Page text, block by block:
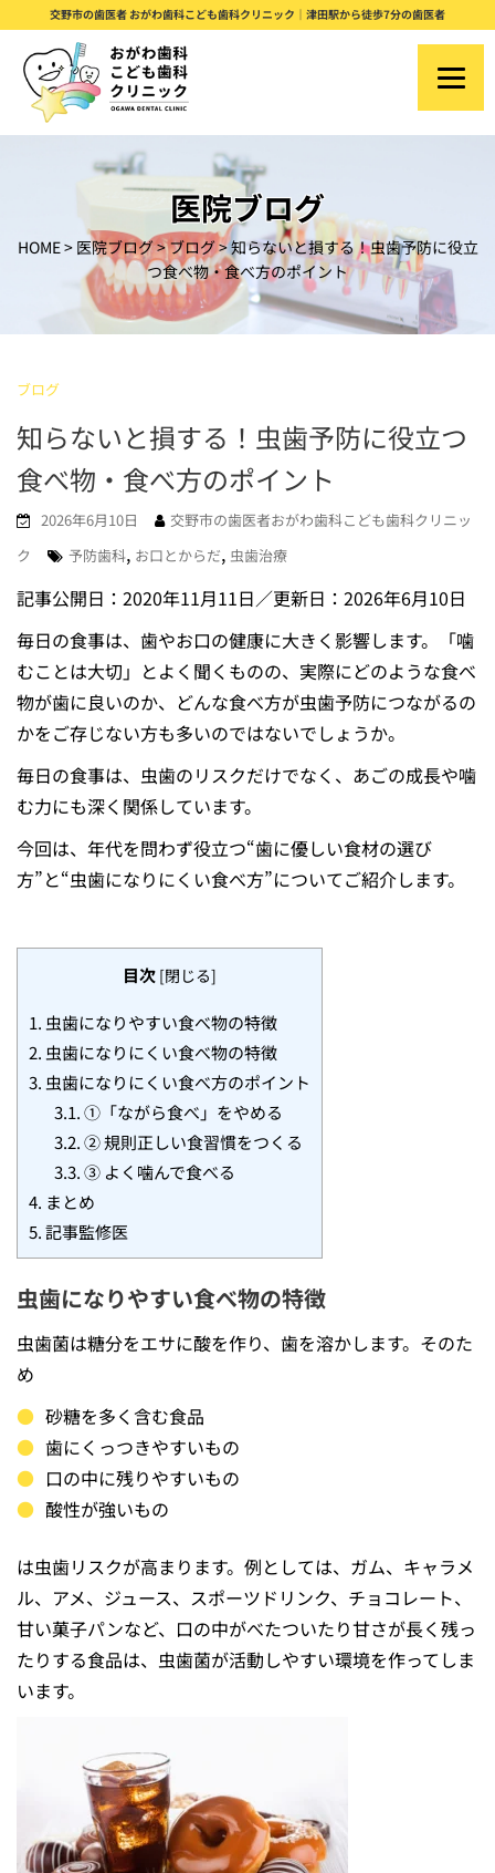
t
交野市の歯医者 おがわ歯科こども歯科クリニック｜津田駅から徒歩7分の歯医者
医院ブログ
HOME> 医院ブログ>ブログ>知らないと損する！虫歯予防に役立
つ食べ物・食べ方のポイント
ブログ
知らないと損する！虫歯予防に役立つ
食べ物・食べ方のポイント
2026年6月10日
交野市の歯医者おがわ歯科こども歯科クリニッ
ク
予防歯科, お口とからだ, 虫歯治療
記事公開日：2020年11月11日／更新日：2026年6月10日
毎日の食事は、歯やお口の健康に大きく影響します。「噛
むことは大切」とよく聞くものの、実際にどのような食べ
物が歯に良いのか、どんな食べ方が虫歯予防につながるの
かをご存じない方も多いのではないでしょうか。
毎日の食事は、虫歯のリスクだけでなく、あごの成長や噛
む力にも深く関係しています。
今回は、年代を問わず役立つ“歯に優しい食材の選び
方”と“虫歯になりにくい食べ方”についてご紹介します。
目次 [閉じる]
1. 虫歯になりやすい食べ物の特徴
2. 虫歯になりにくい食べ物の特徴
3. 虫歯になりにくい食べ方のポイント
3.1.①「ながら食べ」をやめる
3.2.② 規則正しい食習慣をつくる
3.3.③ よく噛んで食べる
4. まとめ
5.記事監修医
虫歯になりやすい食べ物の特徴
虫歯菌は糖分をエサに酸を作り、歯を溶かします。そのた
め
砂糖を多く含む食品
歯にくっつきやすいもの
口の中に残りやすいもの
酸性が強いもの
は虫歯リスクが高まります。例としては、ガム、キャラメ
ル、アメ、ジュース、スポーツドリンク、チョコレート、
甘い菓子パンなど、口の中がべたついたり甘さが長く残っ
たりする食品は、虫歯菌が活動しやすい環境を作ってしま
います。